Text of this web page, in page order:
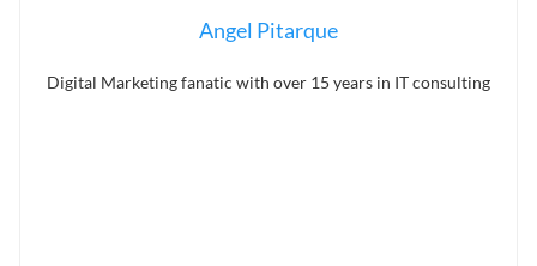
Angel Pitarque
Digital Marketing fanatic with over 15 years in IT consulting